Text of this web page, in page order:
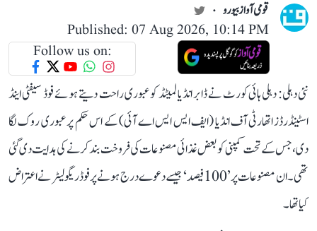
قومی آواز بیورو
Published: 07 Aug 2026, 10:14 PM
Follow us on:
نئی دہلی: دہلی ہائی کورٹ نے ڈابر انڈیا لمیٹڈ کو عبوری راحت دیتے ہوئے فوڈ سیفٹی اینڈ
اسٹینڈرڈز اتھارٹی آف انڈیا (ایف ایس ایس اے آئی) کے اس حکم پر عبوری روک لگا
دی، جس کے تحت کمپنی کو بعض غذائی مصنوعات کی فروخت بند کرنے کی ہدایت دی گئی
تھی۔ ان مصنوعات پر ’100 فیصد‘ جیسے دعوے درج ہونے پر فوڈ ریگولیٹر نے اعتراض
کیا تھا۔